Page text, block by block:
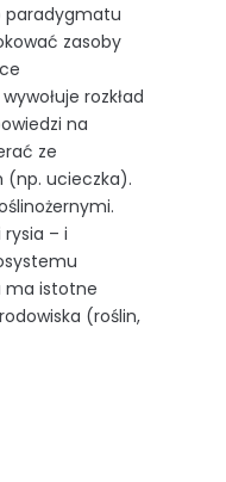
paradygmatu
zasoby
rozkład
na
ze
(np. ucieczka).
– i
ma istotne
(roślin,